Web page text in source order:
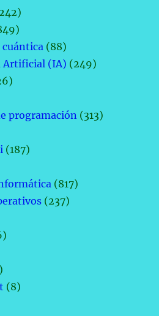
(88)
Artificial (IA) (249)
programación (313)
(187)
(817)
(237)
(8)